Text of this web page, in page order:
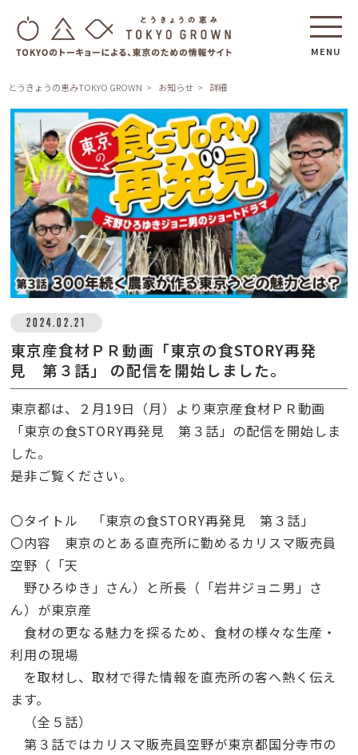
MENU
とうきょうの恵みTOKYO GROWN お知らせ 詳細
2024.02.21
東京産食材ＰＲ動画「東京の食STORY再発
見 第３話」 の配信を開始しました。
東京都は、２月19日（月）より東京産食材ＰＲ動画
「東京の食STORY再発見 第３話」の配信を開始しま
した。
是非ご覧ください。
〇タイトル 「東京の食STORY再発見 第３話」
〇内容 東京のとある直売所に勤めるカリスマ販売員
空野（「天
野ひろゆき」さん）と所長（「岩井ジョニ男」さ
ん）が東京産
食材の更なる魅力を探るため、食材の様々な生産・
利用の現場
を取材し、取材で得た情報を直売所の客へ熱く伝え
ます。
（全５話）
第３話ではカリスマ販売員空野が東京都国分寺市の